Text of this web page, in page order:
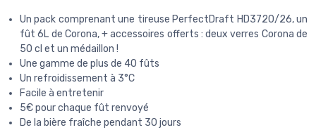
Un pack comprenant une tireuse PerfectDraft HD3720/26, un
fût 6L de Corona, + accessoires offerts : deux verres Corona de
50 cl et un médaillon !
Une gamme de plus de 40 fûts
Un refroidissement à 3°C
Facile à entretenir
5€ pour chaque fût renvoyé
De la bière fraîche pendant 30 jours